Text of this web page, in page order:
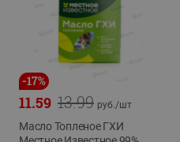
-17%
13.99
11.59 руб./шт
Масло Топленое ГХИ